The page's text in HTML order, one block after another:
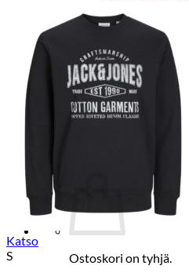
Kylpytakit
Vyöt,
Sukat,
Lasten ulkoilu
Lasten takit
Ulkoilupuvut,
Ostoskori on tyhjä.
Katso
S